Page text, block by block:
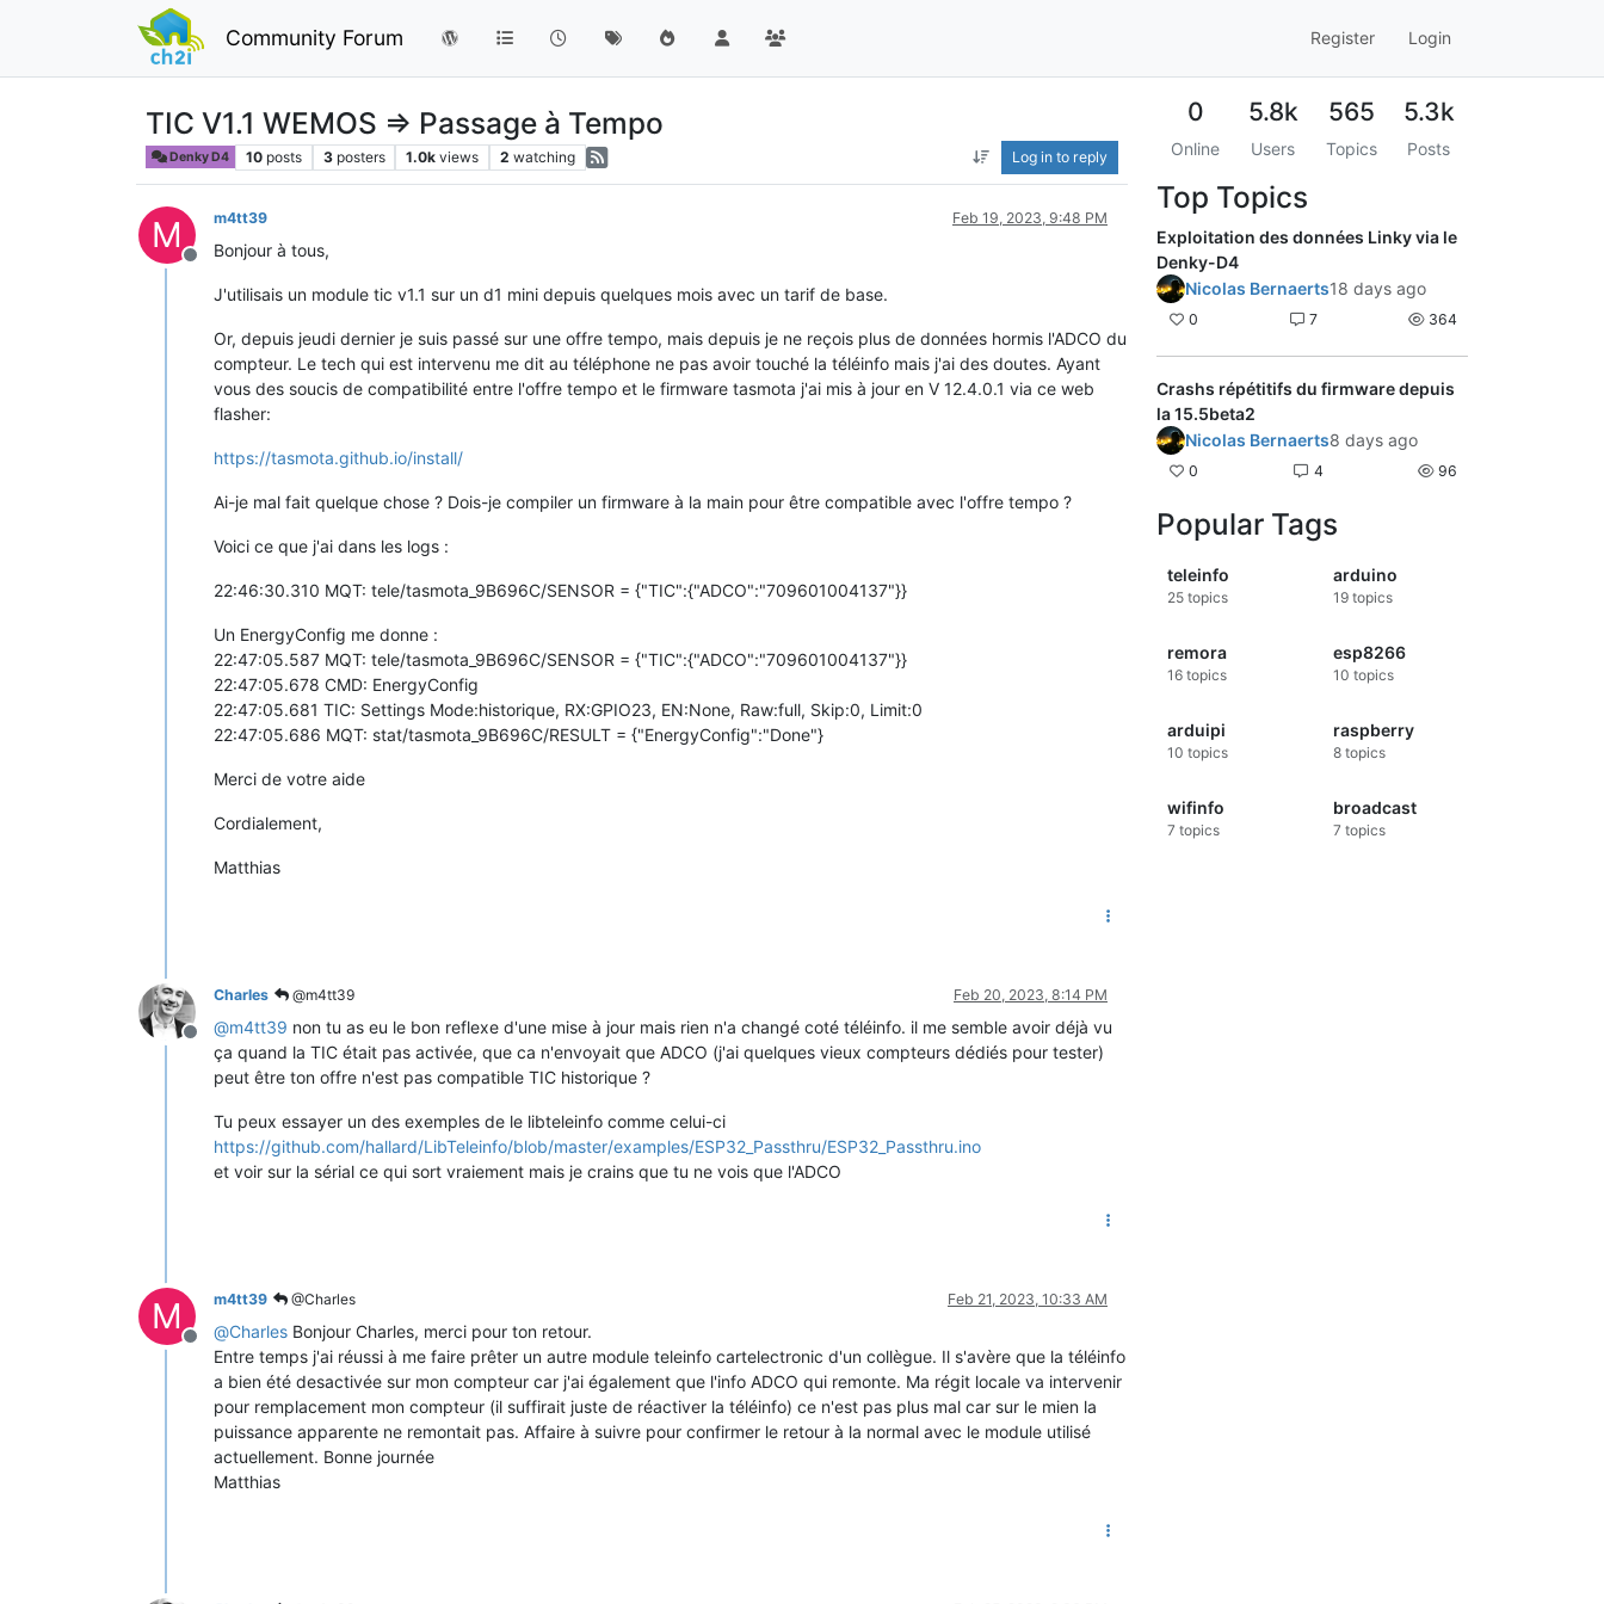
Community Forum Register Login
TIC V1.1 WEMOS => Passage à Tempo
Denky D4 10 posts 3 posters 1.0k views 2 watching Log in to reply
M
Offline
m4tt39 Feb 19, 2023, 9:48 PM
Bonjour à tous,
J'utilisais un module tic v1.1 sur un d1 mini depuis quelques mois avec un tarif de base.
Or, depuis jeudi dernier je suis passé sur une offre tempo, mais depuis je ne reçois plus de données hormis l'ADCO du
compteur. Le tech qui est intervenu me dit au téléphone ne pas avoir touché la téléinfo mais j'ai des doutes. Ayant
vous des soucis de compatibilité entre l'offre tempo et le firmware tasmota j'ai mis à jour en V 12.4.0.1 via ce web
flasher:
https://tasmota.github.io/install/
Ai-je mal fait quelque chose ? Dois-je compiler un firmware à la main pour être compatible avec l'offre tempo ?
Voici ce que j'ai dans les logs :
22:46:30.310 MQT: tele/tasmota_9B696C/SENSOR = {"TIC":{"ADCO":"709601004137"}}
Un EnergyConfig me donne :
22:47:05.587 MQT: tele/tasmota_9B696C/SENSOR = {"TIC":{"ADCO":"709601004137"}}
22:47:05.678 CMD: EnergyConfig
22:47:05.681 TIC: Settings Mode:historique, RX:GPIO23, EN:None, Raw:full, Skip:0, Limit:0
22:47:05.686 MQT: stat/tasmota_9B696C/RESULT = {"EnergyConfig":"Done"}
Merci de votre aide
Cordialement,
Matthias
Offline
Charles @m4tt39 Feb 20, 2023, 8:14 PM
@m4tt39 non tu as eu le bon reflexe d'une mise à jour mais rien n'a changé coté téléinfo. il me semble avoir déjà vu
ça quand la TIC était pas activée, que ca n'envoyait que ADCO (j'ai quelques vieux compteurs dédiés pour tester)
peut être ton offre n'est pas compatible TIC historique ?
Tu peux essayer un des exemples de le libteleinfo comme celui-ci
https://github.com/hallard/LibTeleinfo/blob/master/examples/ESP32_Passthru/ESP32_Passthru.ino
et voir sur la sérial ce qui sort vraiement mais je crains que tu ne vois que l'ADCO
M
Offline
m4tt39 @Charles Feb 21, 2023, 10:33 AM
@Charles Bonjour Charles, merci pour ton retour.
Entre temps j'ai réussi à me faire prêter un autre module teleinfo cartelectronic d'un collègue. Il s'avère que la téléinfo
a bien été desactivée sur mon compteur car j'ai également que l'info ADCO qui remonte. Ma régit locale va intervenir
pour remplacement mon compteur (il suffirait juste de réactiver la téléinfo) ce n'est pas plus mal car sur le mien la
puissance apparente ne remontait pas. Affaire à suivre pour confirmer le retour à la normal avec le module utilisé
actuellement. Bonne journée
Matthias
0
Online
5.8k
Users
565
Topics
5.3k
Posts
Top Topics
Exploitation des données Linky via le
Denky-D4
Nicolas Bernaerts18 days ago
0 7 364
Crashs répétitifs du firmware depuis
la 15.5beta2
Nicolas Bernaerts8 days ago
0 4 96
Popular Tags
teleinfo
25 topics
arduino
19topics
remora
16 topics
esp8266
10 topics
arduipi
10 topics
raspberry
8topics
wifinfo
7 topics
broadcast
7 topics